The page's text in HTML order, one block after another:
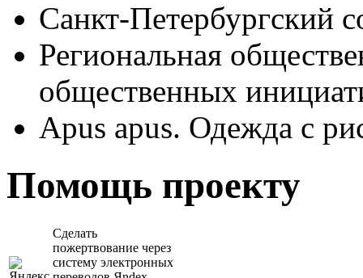
Санкт-Петербургский
Региональная
общественных
Apus apus. Одежда с
Помощь проекту
Сделать
пожертвование через
систeму элeктронных